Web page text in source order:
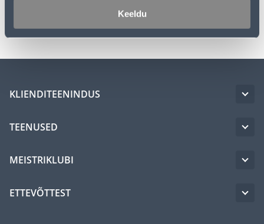
Keeldu
KLIENDITEENINDUS
TEENUSED
MEISTRIKLUBI
ETTEVÕTTEST